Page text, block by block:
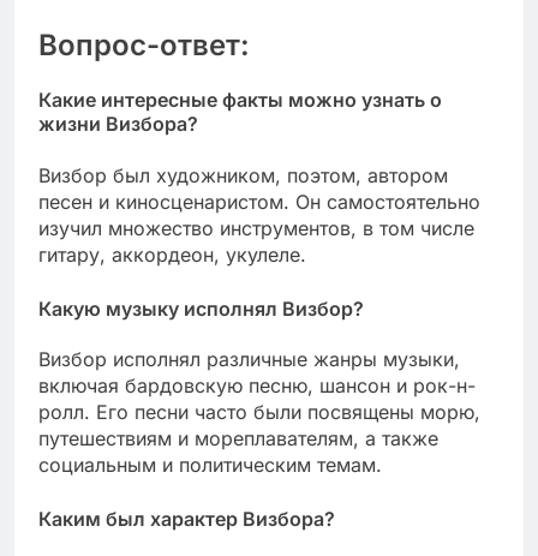
Вопрос-ответ:
Какие интересные факты можно узнать о
жизни Визбора?
Визбор был художником, поэтом, автором
песен и киносценаристом. Он самостоятельно
изучил множество инструментов, в том числе
гитару, аккордеон, укулеле.
Какую музыку исполнял Визбор?
Визбор исполнял различные жанры музыки,
включая бардовскую песню, шансон и рок-н-
ролл. Его песни часто были посвящены морю,
путешествиям и мореплавателям, а также
социальным и политическим темам.
Каким был характер Визбора?